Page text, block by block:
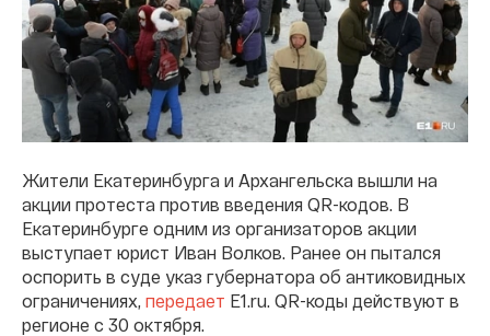
Жители Екатеринбурга и Архангельска вышли на
акции протеста против введения QR-кодов. В
Екатеринбурге одним из организаторов акции
выступает юрист Иван Волков. Ранее он пытался
оспорить в суде указ губернатора об антиковидных
ограничениях, передает E1.ru. QR-коды действуют в
регионе с 30 октября.